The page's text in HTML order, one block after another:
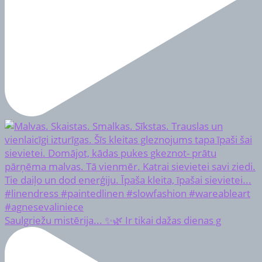
Saulgriežu mistērija... ✨🌿 Ir tikai dažas dienas g